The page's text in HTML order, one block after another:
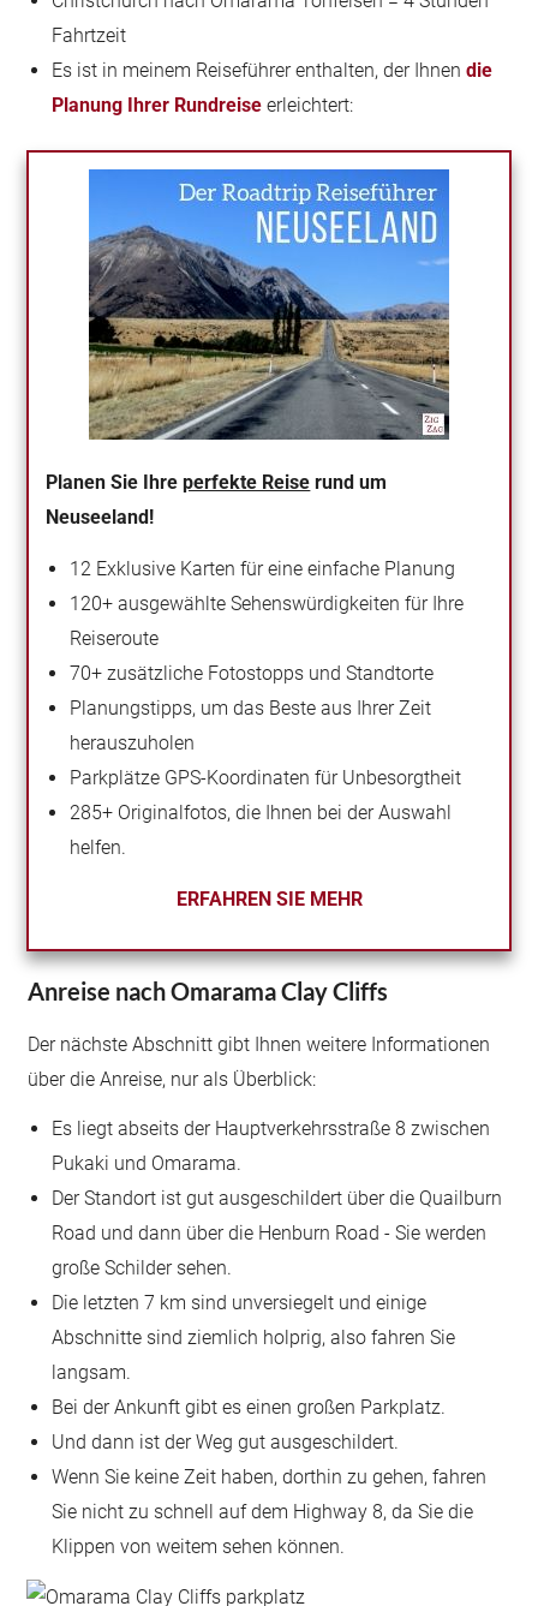
Fahrtzeit
Es ist in meinem Reiseführer enthalten, der Ihnendie
Planung Ihrer Rundreise erleichtert:
Planen Sie Ihreperfekte Reise rund um
Neuseeland!
12 Exklusive Karten für eine einfache Planung
120+ ausgewählte Sehenswürdigkeiten für Ihre
Reiseroute
70+ zusätzliche Fotostopps und Standtorte
Planungstipps, um das Beste aus Ihrer Zeit
herauszuholen
Parkplätze GPS-Koordinaten für Unbesorgtheit
285+ Originalfotos, die Ihnen bei der Auswahl
helfen.
ERFAHREN SIE MEHR
Anreise nach Omarama Clay Cliffs
Der nächste Abschnitt gibt Ihnen weitere Informationen
über die Anreise, nur als Überblick:
Es liegt abseits der Hauptverkehrsstraße 8 zwischen
Pukaki und Omarama.
Der Standort ist gut ausgeschildert über die Quailburn
Road und dann über die Henburn Road - Sie werden
große Schilder sehen.
Die letzten 7 km sind unversiegelt und einige
Abschnitte sind ziemlich holprig, also fahren Sie
langsam.
Bei der Ankunft gibt es einen großen Parkplatz.
Und dann ist der Weg gut ausgeschildert.
Wenn Sie keine Zeit haben, dorthin zu gehen, fahren
Sie nicht zu schnell auf dem Highway 8, da Sie die
Klippen von weitem sehen können.